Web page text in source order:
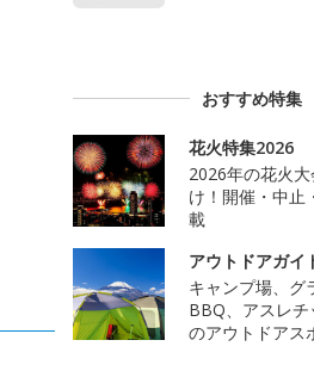
おすすめ特集
花火特集2026
2026年の花火
け！開催・中止
載
アウトドアガイ
キャンプ場、グ
BBQ、アスレ
のアウトドアス